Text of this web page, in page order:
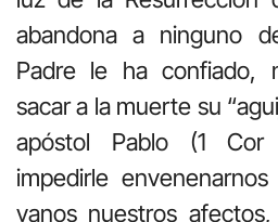
abandona a ninguno
Padre le ha confiado,
sacar a la muerte su
apóstol Pablo (1 Cor
impedirle
vanos nuestros